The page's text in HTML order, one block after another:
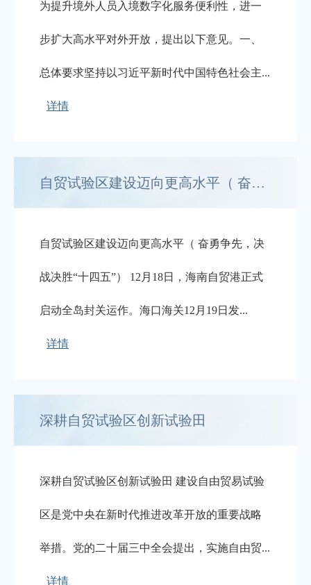
为提升境外人员入境数字化服务便利性，进一
步扩大高水平对外开放，提出以下意见。一、
总体要求坚持以习近平新时代中国特色社会主...
详情
自贸试验区建设迈向更高水平（ 奋勇争先，决战决胜“十四五”）
自贸试验区建设迈向更高水平（ 奋勇争先，决
战决胜“十四五”） 12月18日，海南自贸港正式
启动全岛封关运作。海口海关12月19日发...
详情
深耕自贸试验区创新试验田
深耕自贸试验区创新试验田 建设自由贸易试验
区是党中央在新时代推进改革开放的重要战略
举措。党的二十届三中全会提出，实施自由贸...
详情